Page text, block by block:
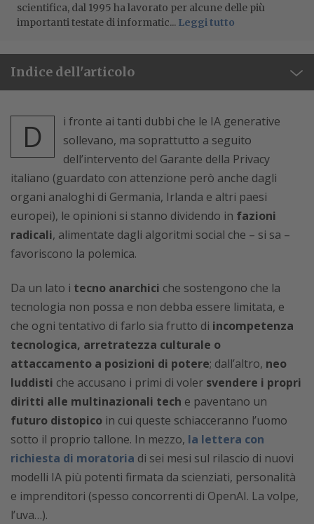
scientifica, dal 1995 ha lavorato per alcune delle più
importanti testate di informatic... Leggi tutto
Indice dell'articolo
D
i fronte ai tanti dubbi che le IA generative
sollevano, ma soprattutto a seguito
dell’intervento del Garante della Privacy
italiano (guardato con attenzione però anche dagli
organi analoghi di Germania, Irlanda e altri paesi
europei), le opinioni si stanno dividendo in fazioni
radicali, alimentate dagli algoritmi social che – si sa –
favoriscono la polemica.
Da un lato i tecno anarchici che sostengono che la
tecnologia non possa e non debba essere limitata, e
che ogni tentativo di farlo sia frutto di incompetenza
tecnologica, arretratezza culturale o
attaccamento a posizioni di potere; dall’altro, neo
luddisti che accusano i primi di voler svendere i propri
diritti alle multinazionali tech e paventano un
futuro distopico in cui queste schiacceranno l’uomo
sotto il proprio tallone. In mezzo, la lettera con
richiesta di moratoria di sei mesi sul rilascio di nuovi
modelli IA più potenti firmata da scienziati, personalità
e imprenditori (spesso concorrenti di OpenAI. La volpe,
l’uva…).